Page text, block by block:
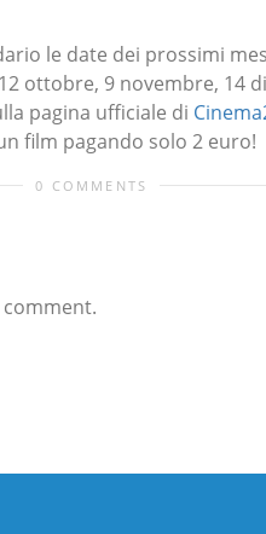
le date dei prossimi
ottobre, 9 novembre, 14
pagina ufficiale di
film pagando solo 2 euro!
0 COMMENTS